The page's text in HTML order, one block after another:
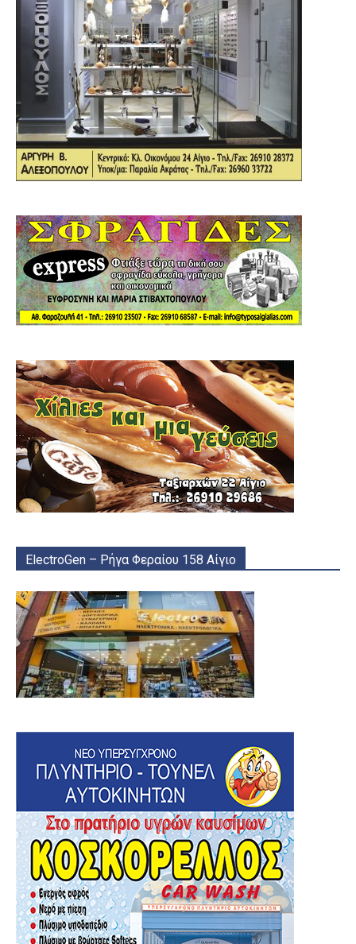
ElectroGen – Ρήγα Φεραίου 158 Αίγιο